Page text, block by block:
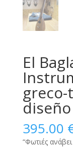
El
395.00
“Φωτιές